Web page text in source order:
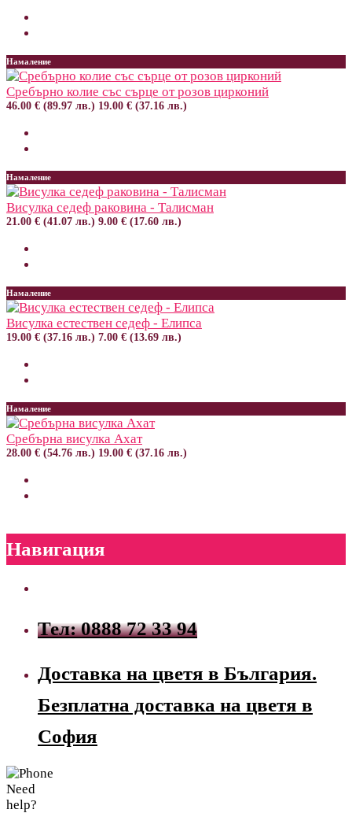
Намаление
Сребърно колие със сърце от розов цирконий
46.00 € (89.97 лв.) 19.00 € (37.16 лв.)
Намаление
Висулка седеф раковина - Талисман
21.00 € (41.07 лв.) 9.00 € (17.60 лв.)
Намаление
Висулка естествен седеф - Елипса
19.00 € (37.16 лв.) 7.00 € (13.69 лв.)
Намаление
Сребърна висулка Ахат
28.00 € (54.76 лв.) 19.00 € (37.16 лв.)
Навигация
Тел: 0888 72 33 94
Доставка на цветя в България.
Безплатна доставка на цветя в
София
Need
help?